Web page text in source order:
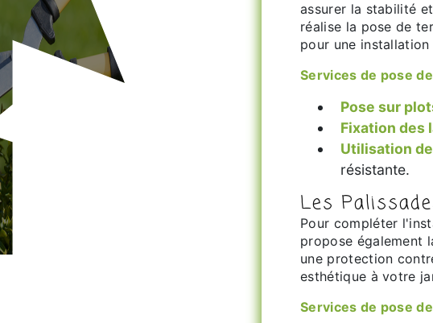
assurer la stabilité
réalise la pose de
pour une
Services de pose
Pose sur
Fixation des
Utilisation
résistante.
Les
Pour compléter
propose également
une protection
esthétique à votre
Services de pose